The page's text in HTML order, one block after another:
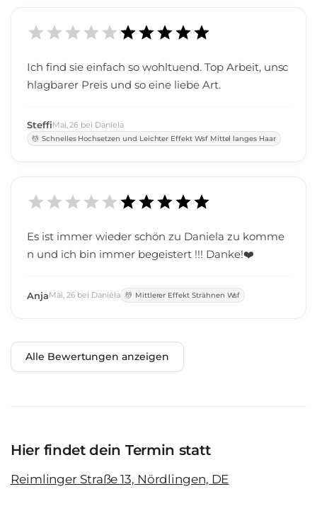
Ich find sie einfach so wohltuend. Top Arbeit, unsc
hlagbarer Preis und so eine liebe Art.
SteffiMai ,26 bei Daniela
Schnelles Hochsetzen und Leichter Effekt Wsf Mittel langes Haar
Es ist immer wieder schön zu Daniela zu komme
n und ich bin immer begeistert !!! Danke!❤️
AnjaMai, 26bei Daniela Mittlerer Effekt Strähnen Wsf
Alle Bewertungen anzeigen
Hier findet dein Termin statt
Reimlinger Straße 13, Nördlingen, DE